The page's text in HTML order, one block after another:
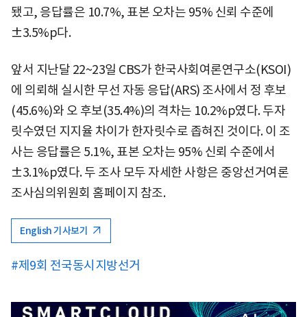
됐고, 응답률은 10.7%, 표본 오차는 95% 신뢰 수준에
±3.5%p다.
앞서 지난달 22~23일 CBS가 한국사회여론연구소(KSOI)
에 의뢰해 실시한 무선 자동 응답(ARS) 조사에서 정 후보
(45.6%)와 오 후보(35.4%)의 격차는 10.2%p였다. 두자
릿수였던 지지율 차이가 한자릿수로 좁혀진 것이다. 이 조
사는 응답률은 5.1%, 표본 오차는 95% 신뢰 수준에서
±3.1%p였다. 두 조사 모두 자세한 사항은 중앙선거여론
조사심의위원회 홈페이지 참조.
English 기사보기
#제9회 전국동시지방선거